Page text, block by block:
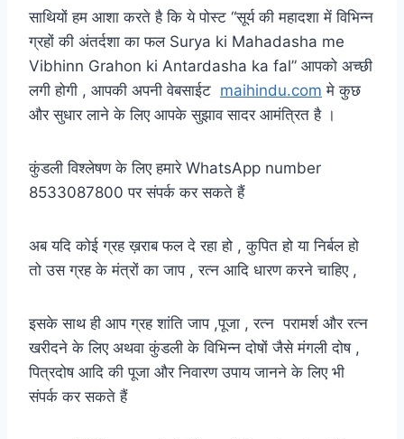
साथियों हम आशा करते है कि ये पोस्ट “सूर्य की महादशा में विभिन्न
ग्रहों की अंतर्दशा का फल Surya ki Mahadasha me
Vibhinn Grahon ki Antardasha ka fal” आपको अच्छी
लगी होगी , आपकी अपनी वेबसाईट maihindu.com मे कुछ
और सुधार लाने के लिए आपके सुझाव सादर आमंत्रित है ।
कुंडली विश्लेषण के लिए हमारे WhatsApp number
8533087800 पर संपर्क कर सकते हैं
अब यदि कोई ग्रह ख़राब फल दे रहा हो , कुपित हो या निर्बल हो
तो उस ग्रह के मंत्रों का जाप , रत्न आदि धारण करने चाहिए ,
इसके साथ ही आप ग्रह शांति जाप ,पूजा , रत्न परामर्श और रत्न
खरीदने के लिए अथवा कुंडली के विभिन्न दोषों जैसे मंगली दोष ,
पित्रदोष आदि की पूजा और निवारण उपाय जानने के लिए भी
संपर्क कर सकते हैं